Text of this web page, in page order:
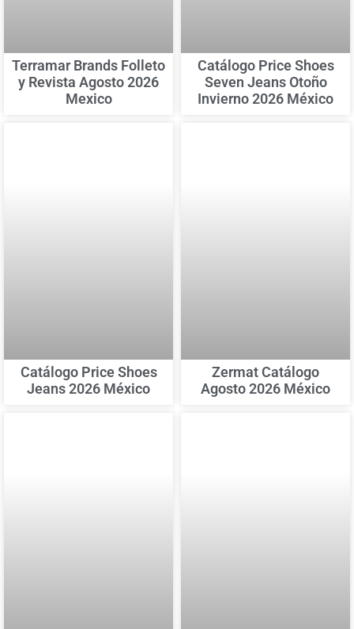
Terramar Brands Folleto
y Revista Agosto 2026
Mexico
Catálogo Price Shoes
Seven Jeans Otoño
Invierno 2026 México
Catálogo Price Shoes
Jeans 2026 México
Zermat Catálogo
Agosto 2026 México